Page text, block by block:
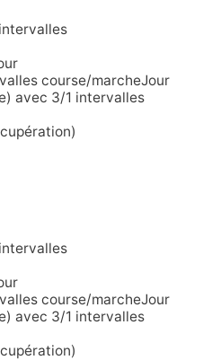
course/marcheJour
avec 3/1 intervalles
course/marcheJour
avec 3/1 intervalles